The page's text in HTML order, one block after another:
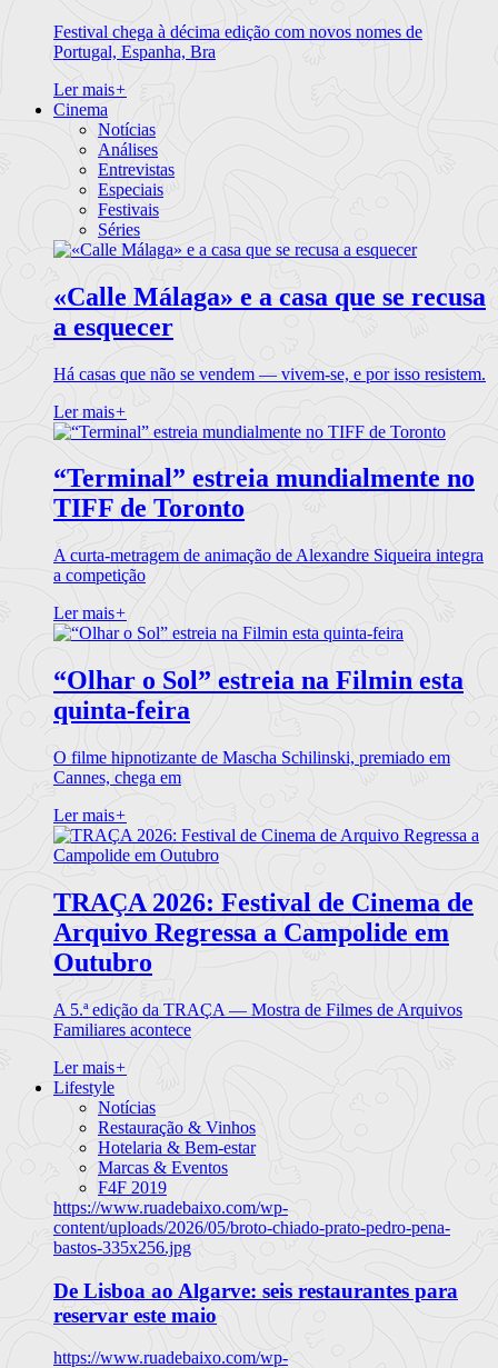
Festival chega à décima edição com novos nomes de
Portugal, Espanha, Bra
Ler mais+
Cinema
Notícias
Análises
Entrevistas
Especiais
Festivais
Séries
«Calle Málaga» e a casa que se recusa
a esquecer
Há casas que não se vendem — vivem-se, e por isso resistem.
Ler mais+
“Terminal” estreia mundialmente no
TIFF de Toronto
A curta-metragem de animação de Alexandre Siqueira integra
a competição
Ler mais+
“Olhar o Sol” estreia na Filmin esta
quinta-feira
O filme hipnotizante de Mascha Schilinski, premiado em
Cannes, chega em
Ler mais+
TRAÇA 2026: Festival de Cinema de
Arquivo Regressa a Campolide em
Outubro
A 5.ª edição da TRAÇA — Mostra de Filmes de Arquivos
Familiares acontece
Ler mais+
Lifestyle
Notícias
Restauração & Vinhos
Hotelaria & Bem-estar
Marcas & Eventos
F4F 2019
https://www.ruadebaixo.com/wp-
content/uploads/2026/05/broto-chiado-prato-pedro-pena-
bastos-335x256.jpg
De Lisboa ao Algarve: seis restaurantes para
reservar este maio
https://www.ruadebaixo.com/wp-